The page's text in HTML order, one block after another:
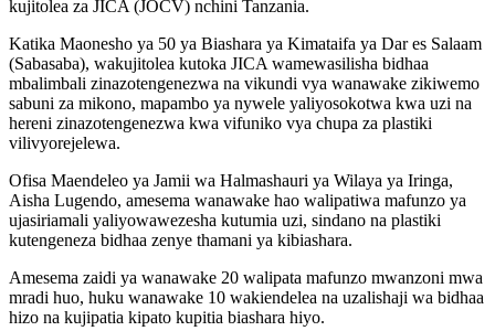
kujitolea za JICA (JOCV) nchini Tanzania.
Katika Maonesho ya 50 ya Biashara ya Kimataifa ya Dar es Salaam
(Sabasaba), wakujitolea kutoka JICA wamewasilisha bidhaa
mbalimbali zinazotengenezwa na vikundi vya wanawake zikiwemo
sabuni za mikono, mapambo ya nywele yaliyosokotwa kwa uzi na
hereni zinazotengenezwa kwa vifuniko vya chupa za plastiki
vilivyorejelewa.
Ofisa Maendeleo ya Jamii wa Halmashauri ya Wilaya ya Iringa,
Aisha Lugendo, amesema wanawake hao walipatiwa mafunzo ya
ujasiriamali yaliyowawezesha kutumia uzi, sindano na plastiki
kutengeneza bidhaa zenye thamani ya kibiashara.
Amesema zaidi ya wanawake 20 walipata mafunzo mwanzoni mwa
mradi huo, huku wanawake 10 wakiendelea na uzalishaji wa bidhaa
hizo na kujipatia kipato kupitia biashara hiyo.